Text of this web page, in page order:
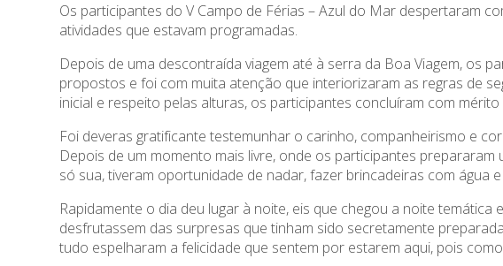
Os participantes do V Campo de Férias – Azul do Mar despertaram
atividades que estavam programadas.
Depois de uma descontraída viagem até à serra da Boa Viagem, os
propostos e foi com muita atenção que interiorizaram as regras de
inicial e respeito pelas alturas, os participantes concluíram com
Foi deveras gratificante testemunhar o carinho, companheirismo e
Depois de um momento mais livre, onde os participantes
só sua, tiveram oportunidade de nadar, fazer brincadeiras com
Rapidamente o dia deu lugar à noite, eis que chegou a noite
desfrutassem das surpresas que tinham sido secretamente
tudo espelharam a felicidade que sentem por estarem aqui, pois